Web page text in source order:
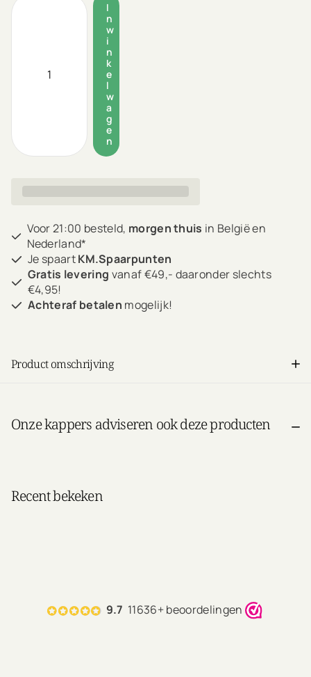
I
n
w
i
n
k
e
l
w
a
g
e
n
Voor 21:00 besteld, morgen thuis in België en
Nederland*
Je spaartKM.Spaarpunten
Gratis levering vanaf €49,- daaronder slechts
€4,95!
Achteraf betalen mogelijk!
Product omschrijving
Onze kappers adviseren ook deze producten
Recent bekeken
9.7 11636+ beoordelingen